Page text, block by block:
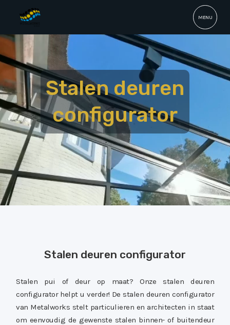
MENU
Stalen deuren
configurator
Stalen deuren configurator
Stalen pui of deur op maat? Onze stalen deuren
configurator helpt u verder! De stalen deuren configurator
van Metalworks stelt particulieren en architecten in staat
om eenvoudig de gewenste stalen binnen- of buitendeur